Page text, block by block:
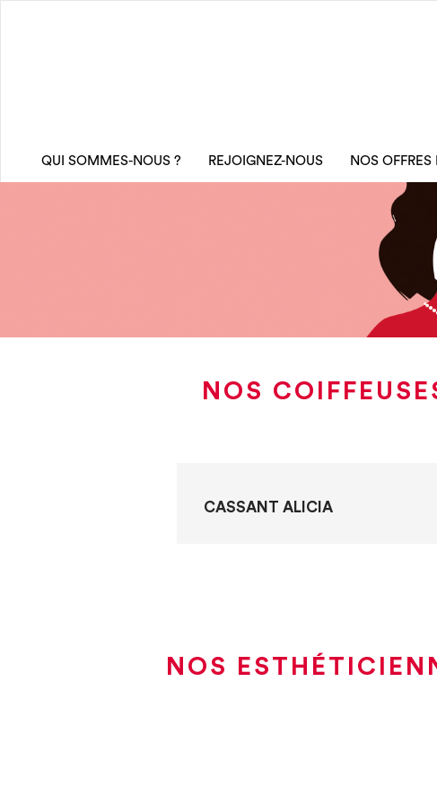
QUI SOMMES-NOUS ? REJOIGNEZ-NOUS NOS OFFRES
NOS
CASSANT ALICIA
NOS